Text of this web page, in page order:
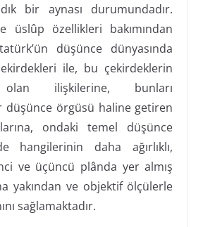
bir aynası durumundadır.
üslûp özellikleri bakımından
düşünce dünyasında
ile, bu çekirdeklerin
ilişkilerine, bunları
düşünce örgüsü haline getiren
ondaki temel düşünce
hangilerinin daha ağırlıklı,
ve üçüncü plânda yer almış
yakından ve objektif ölçülerle
sağlamaktadır.